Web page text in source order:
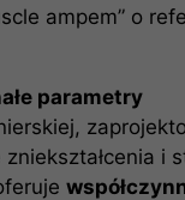
ampem” o
parametry
i